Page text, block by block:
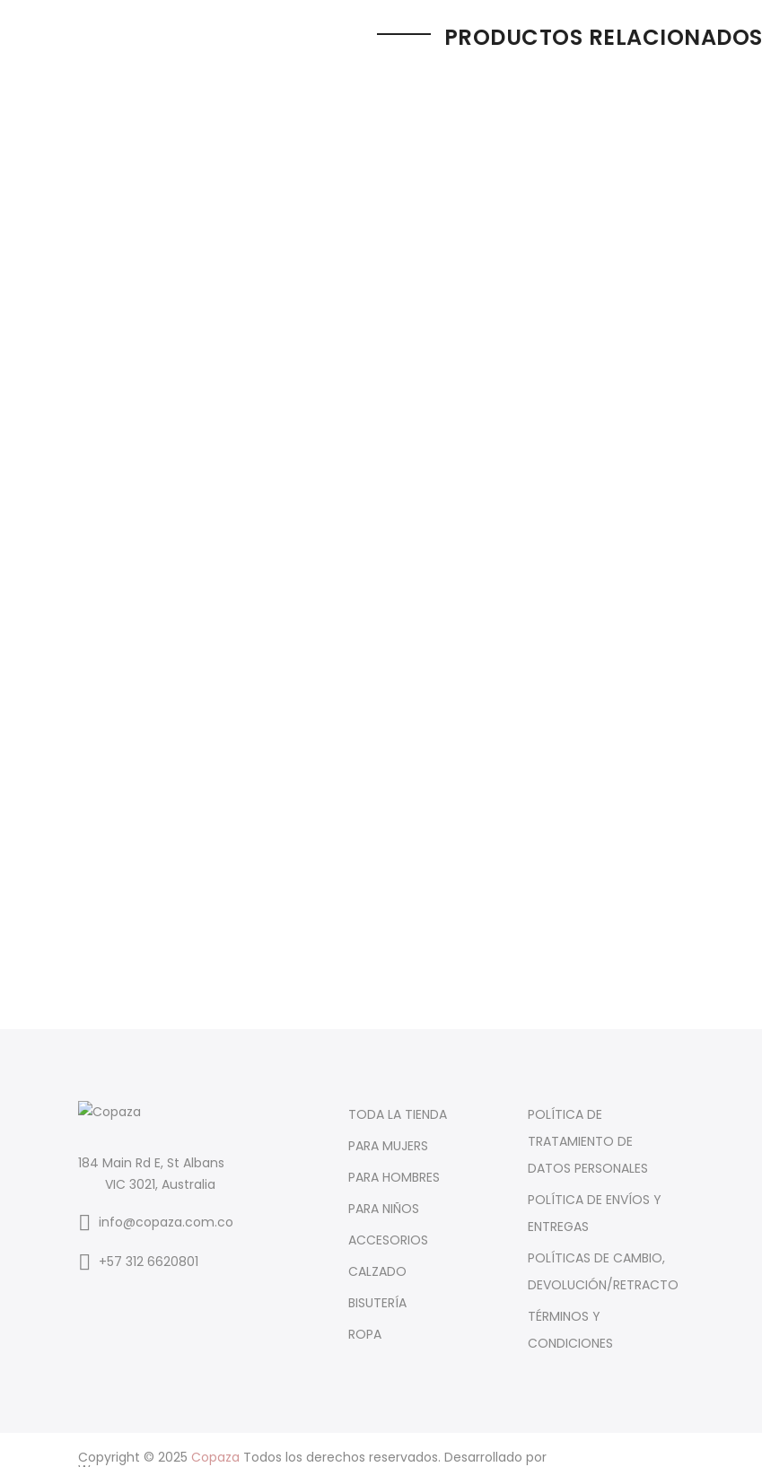
PRODUCTOS RELACIONADOS
184 Main Rd E, St Albans
VIC 3021, Australia
info@copaza.com.co
‪+57 312 6620801‬
TODA LA TIENDA
PARA MUJERS
PARA HOMBRES
PARA NIÑOS
ACCESORIOS
CALZADO
BISUTERÍA
ROPA
POLÍTICA DE
TRATAMIENTO DE
DATOS PERSONALES
POLÍTICA DE ENVÍOS Y
ENTREGAS
POLÍTICAS DE CAMBIO,
DEVOLUCIÓN/RETRACTO
TÉRMINOS Y
CONDICIONES
Copyright © 2025 Copaza Todos los derechos reservados. Desarrollado por